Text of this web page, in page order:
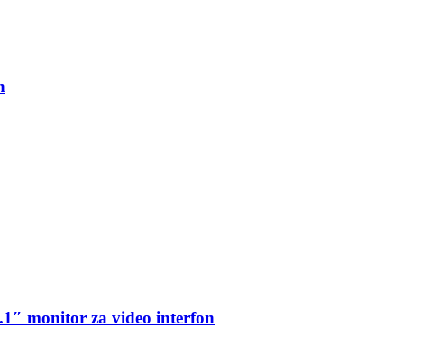
monitor za video interfon